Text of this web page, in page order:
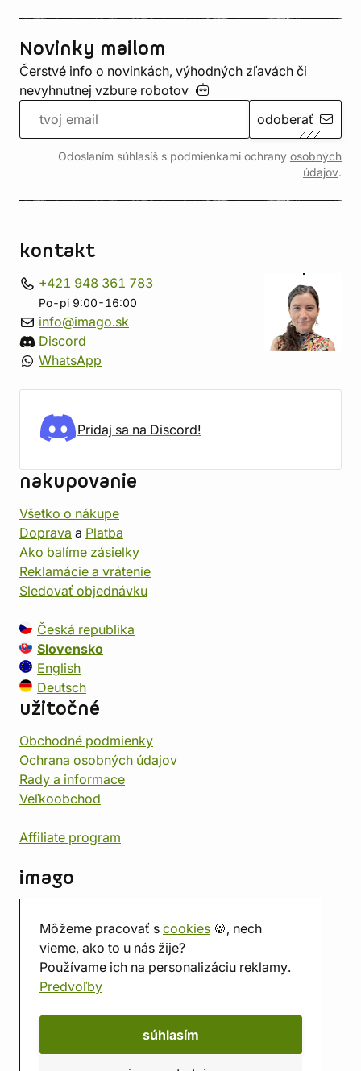
Môžeme pracovať s cookies 🍪, nech
vieme, ako to u nás žije?
Používame ich na personalizáciu reklamy.
Predvoľby
súhlasím
Novinky mailom
Čerstvé info o novinkách, výhodných zľavách či
nevyhnutnej vzbure robotov
odoberať
Odoslaním súhlasíš s podmienkami ochrany osobných
údajov.
kontakt
+421 948 361 783
Po-pi 9:00-16:00
info@imago.sk
Discord
WhatsApp
Pridaj sa na Discord!
nakupovanie
Všetko o nákupe
Doprava a Platba
Ako balíme zásielky
Reklamácie a vrátenie
Sledovať objednávku
Česká republika
Slovensko
English
Deutsch
užitočné
Obchodné podmienky
Ochrana osobných údajov
Rady a informace
Veľkoobchod
Affiliate program
imago
Predajňa
Herňa
O nás
Hodnotenie obchodu